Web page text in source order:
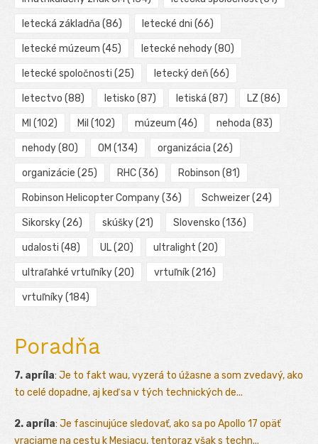
letecká základňa (86) letecké dni (66)
letecké múzeum (45) letecké nehody(80)
letecké spoločnosti (25) letecký deň(66)
letectvo (88) letisko (87) letiská (87) LZ (86)
MI (102) Mil (102) múzeum (46) nehoda (83)
nehody(80) OM (134) organizácia (26)
organizácie (25) RHC(36) Robinson (81)
Robinson Helicopter Company(36) Schweizer(24)
Sikorsky(26) skúšky(21) Slovensko (136)
udalosti (48) UL(20) ultralight (20)
ultraľahké vrtuľníky(20) vrtuľník(216)
vrtuľníky(184)
Poradňa
7. apríla: Je to fakt wau, vyzerá to úžasne a som zvedavý, ako
to celé dopadne, aj keď sa v tých technických de...
2. apríla: Je fascinujúce sledovať, ako sa po Apollo 17 opäť
vraciame na cestu k Mesiacu, tentoraz však s techn...